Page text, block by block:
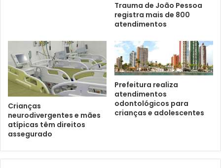
Trauma de João Pessoa
registra mais de 800
atendimentos
Crianças
neurodivergentes e mães
atípicas têm direitos
assegurado
Prefeitura realiza
atendimentos
odontológicos para
crianças e adolescentes